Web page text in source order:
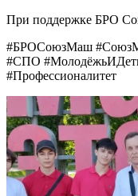
При поддержке БРО
#БРОСоюзМаш
#СПО
#Профессионалитет